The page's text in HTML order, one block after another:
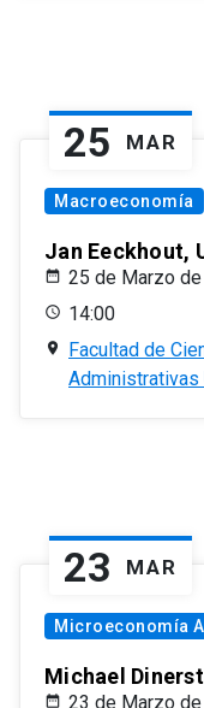
25 MAR
Macroeconomía
Jan Eeckhout,
25 de Marzo
14:00
Facultad de
Administrativas
23 MAR
Microeconomía
Michael
23 de Marzo